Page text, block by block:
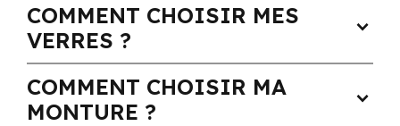
COMMENT CHOISIR MES
VERRES ?
expand_more
COMMENT CHOISIR MA
MONTURE ?
expand_more